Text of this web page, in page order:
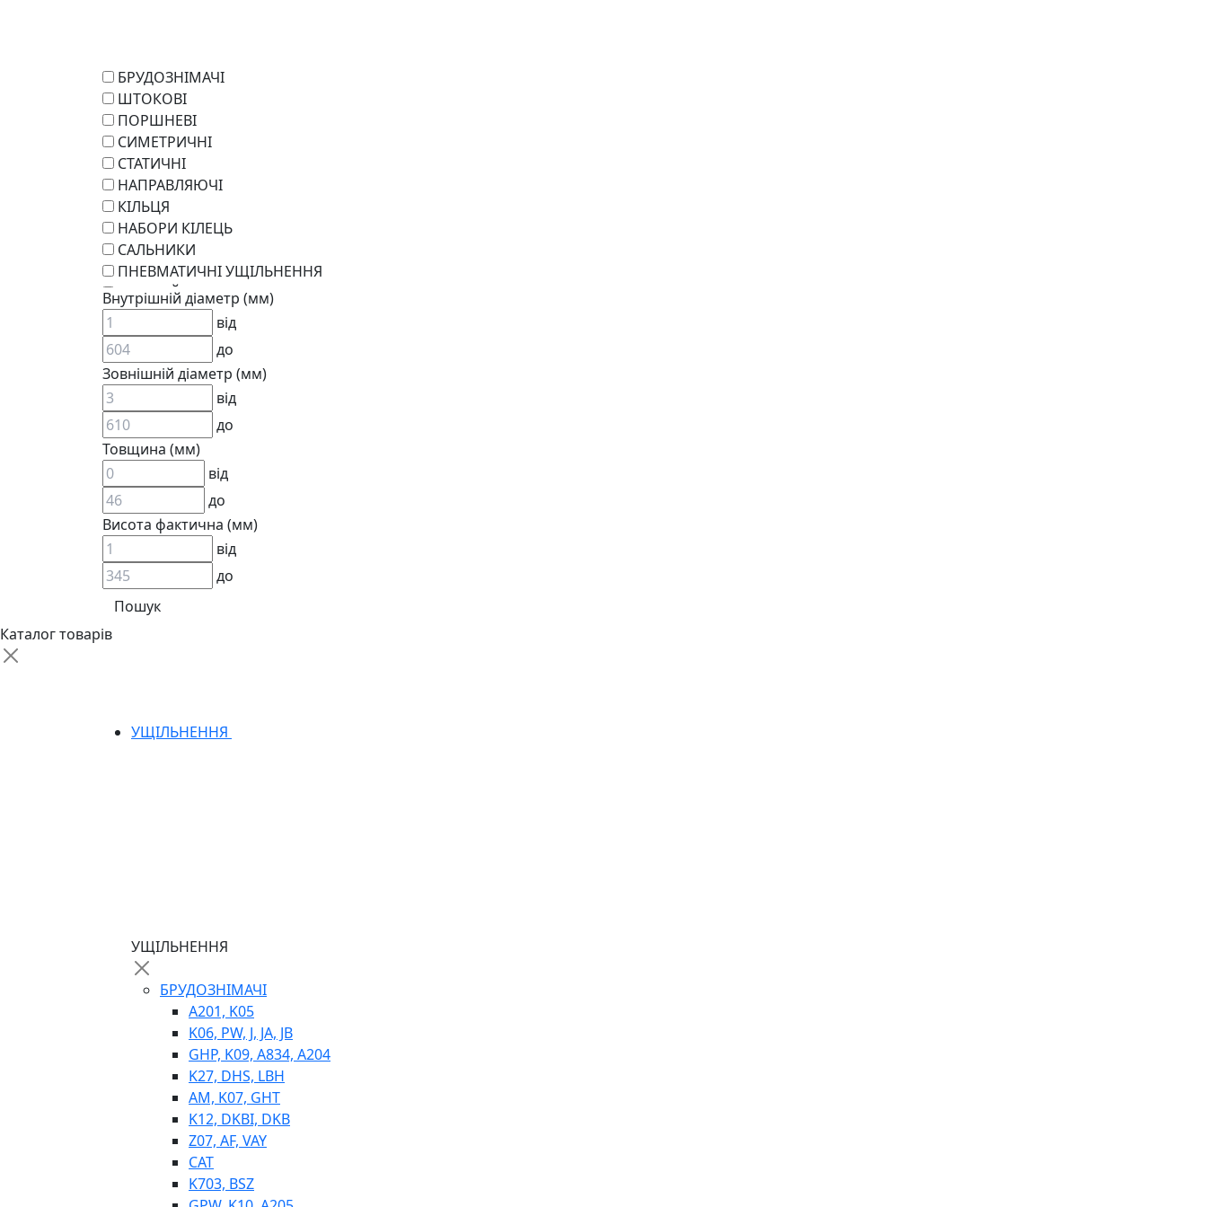
БРУДОЗНІМАЧІ
ШТОКОВІ
ПОРШНЕВІ
СИМЕТРИЧНІ
СТАТИЧНІ
НАПРАВЛЯЮЧІ
КІЛЬЦЯ
НАБОРИ КІЛЕЦЬ
САЛЬНИКИ
ПНЕВМАТИЧНІ УЩІЛЬНЕННЯ
РОТАЦІЙНІ
РЕМКОМПЛЕКТИ
KARCHER
EPDM
СПЕЦІАЛЬНІ
ВСТАВКИ МУФТ (ЗІРОЧКИ)
ГІДРАВЛІКА
АДАПТЕРИ
КЛАПАНИ
КРАНИ, ДИВЕРТОРИ
ГІДРОМОТОРИ
РОТАТОРИ
ЛЕБІДКИ
ВТУЛКИ
BIMETAL
Внутрішній діаметр (мм)
від
до
Зовнішній діаметр (мм)
від
до
Товщина (мм)
від
до
Висота фактична (мм)
від
до
Каталог товарів
УЩІЛЬНЕННЯ
УЩІЛЬНЕННЯ
БРУДОЗНІМАЧІ
A201, K05
K06, PW, J, JA, JB
GHP, K09, A834, A204
K27, DHS, LBH
AM, K07, GHT
K12, DKBI, DKB
Z07, AF, VAY
CAT
K703, BSZ